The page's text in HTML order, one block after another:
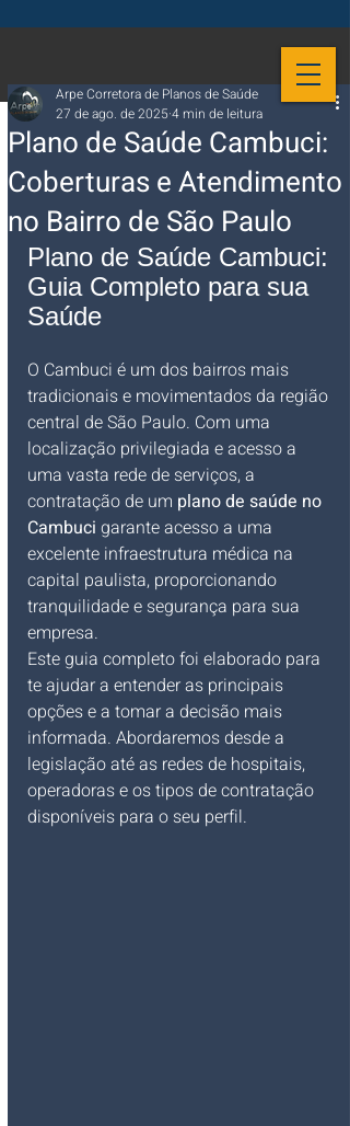
Plano de Saúde Cambuci:
Coberturas e Atendimento
no Bairro de São Paulo
Arpe Corretora de Planos de Saúde
27 de ago. de 2025 4 min de leitura
Plano de Saúde Cambuci:
Guia Completo para sua
Saúde
O Cambuci é um dos bairros mais
tradicionais e movimentados da região
central de São Paulo. Com uma
localização privilegiada e acesso a
uma vasta rede de serviços, a
contratação de um plano de saúde no
Cambuci garante acesso a uma
excelente infraestrutura médica na
capital paulista, proporcionando
tranquilidade e segurança para sua
empresa.
Este guia completo foi elaborado para
te ajudar a entender as principais
opções e a tomar a decisão mais
informada. Abordaremos desde a
legislação até as redes de hospitais,
operadoras e os tipos de contratação
disponíveis para o seu perfil.